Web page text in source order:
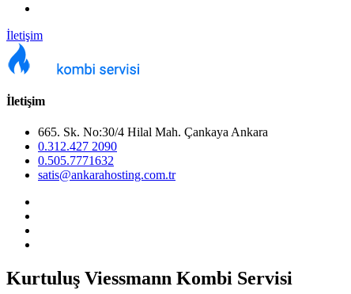
İletişim
İletişim
665. Sk. No:30/4 Hilal Mah. Çankaya Ankara
0.312.427 2090
0.505.7771632
satis@ankarahosting.com.tr
Kurtuluş Viessmann Kombi Servisi